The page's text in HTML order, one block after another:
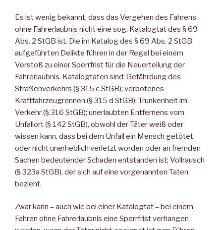
Es ist wenig bekannt, dass das Vergehen des Fahrens
ohne Fahrerlaubnis nicht eine sog. Katalogtat des § 69
Abs. 2 StGB ist. Die im Katalog des § 69 Abs. 2 StGB
aufgeführten Delikte führen in der Regel bei einem
Verstoß zu einer Sperrfrist für die Neuerteilung der
Fahrerlaubnis. Katalogtaten sind: Gefährdung des
Straßenverkehrs (§ 315 c StGB); verbotenes
Kraftfahrzeugrennen (§ 315 d StGB); Trunkenheit im
Verkehr (§ 316 StGB); unerlaubten Entfernens vom
Unfallort (§ 142 StGB), obwohl der Täter weiß oder
wissen kann, dass bei dem Unfall ein Mensch getötet
oder nicht unerheblich verletzt worden oder an fremden
Sachen bedeutender Schaden entstanden ist; Vollrausch
(§ 323a StGB), der sich auf eine vorgenannten Taten
bezieht.
Zwar kann – auch wie bei einer Katalogtat – bei einem
Fahren ohne Fahrerlaubnis eine Sperrfrist verhangen